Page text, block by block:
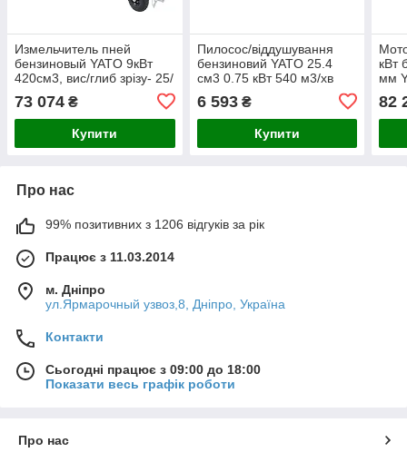
Измельчитель пней
бензиновый YATO 9кВт
420см3, вис/глиб зрізу- 25/
17см, бак- 6,5 лYT-86125
73 074 ₴
Купити
Пилосос/віддушування
бензиновий YATO 25.4
см3 0.75 кВт 540 м3/хв
збірник 35 л бак 0.45 л YT-
85191
6 593₴
Купити
кВт
мм
82
Про нас
99% позитивних з 1206 відгуків за рік
Працює з 11.03.2014
м. Дніпро
ул.Ярмарочный узвоз,8, Дніпро, Україна
Контакти
Сьогодні працює з 09:00 до 18:00
Показати весь графік роботи
Про нас